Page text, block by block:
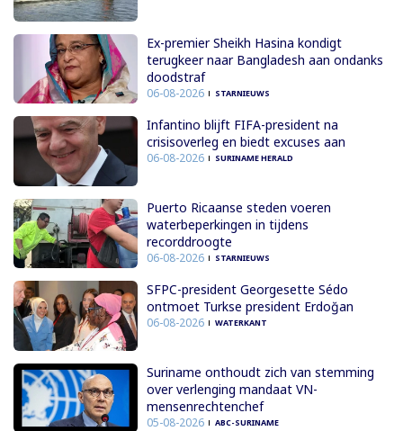
Ex-premier Sheikh Hasina kondigt
terugkeer naar Bangladesh aan ondanks
doodstraf
06-08-2026 STARNIEUWS
Infantino blijft FIFA-president na
crisisoverleg en biedt excuses aan
06-08-2026 SURINAME HERALD
Puerto Ricaanse steden voeren
waterbeperkingen in tijdens
recorddroogte
06-08-2026 STARNIEUWS
SFPC-president Georgesette Sédo
ontmoet Turkse president Erdoğan
06-08-2026 WATERKANT
Suriname onthoudt zich van stemming
over verlenging mandaat VN-
mensenrechtenchef
05-08-2026 ABC-SURINAME